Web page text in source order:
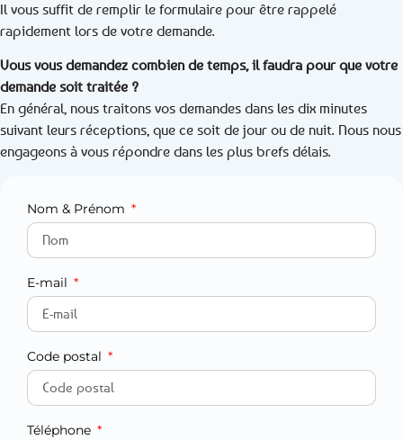
Il vous suffit de remplir le formulaire pour être rappelé
rapidement lors de votre demande.
Vous vous demandez combien de temps, il faudra pour que votre
demande soit traitée ?
En général, nous traitons vos demandes dans les dix minutes
suivant leurs réceptions, que ce soit de jour ou de nuit. Nous nous
engageons à vous répondre dans les plus brefs délais.
Nom & Prénom
E-mail
Code postal
Téléphone